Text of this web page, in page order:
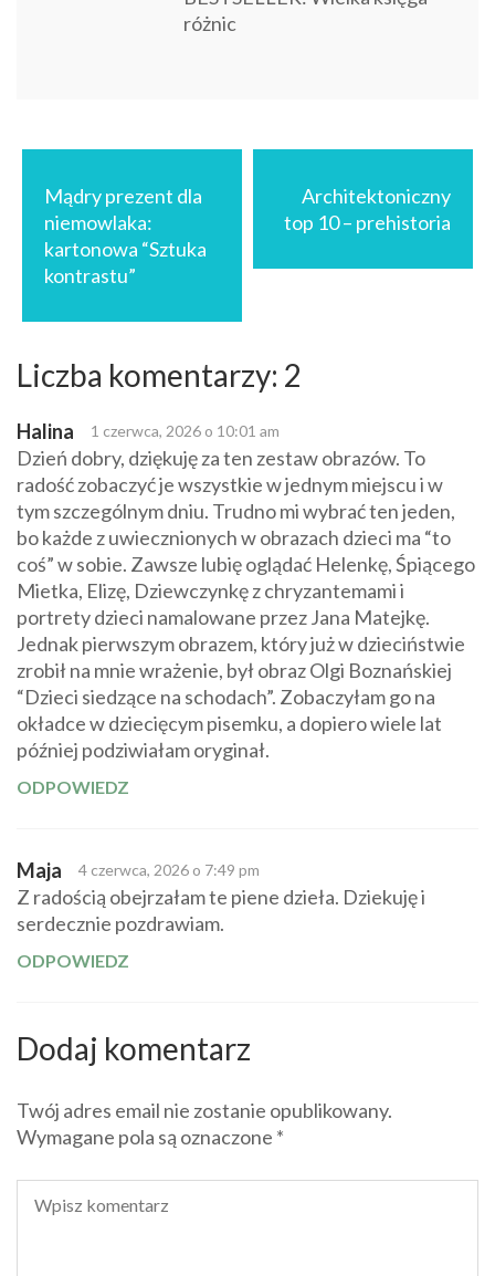
różnic
Nawigacja
wpisu
Mądry prezent dla
niemowlaka:
kartonowa “Sztuka
kontrastu”
Architektoniczny
top 10 – prehistoria
Liczba komentarzy: 2
Halina 1 czerwca, 2026 o 10:01 am
Dzień dobry, dziękuję za ten zestaw obrazów. To
radość zobaczyć je wszystkie w jednym miejscu i w
tym szczególnym dniu. Trudno mi wybrać ten jeden,
bo każde z uwiecznionych w obrazach dzieci ma “to
coś” w sobie. Zawsze lubię oglądać Helenkę, Śpiącego
Mietka, Elizę, Dziewczynkę z chryzantemami i
portrety dzieci namalowane przez Jana Matejkę.
Jednak pierwszym obrazem, który już w dzieciństwie
zrobił na mnie wrażenie, był obraz Olgi Boznańskiej
“Dzieci siedzące na schodach”. Zobaczyłam go na
okładce w dziecięcym pisemku, a dopiero wiele lat
później podziwiałam oryginał.
ODPOWIEDZ
Maja 4 czerwca, 2026 o 7:49 pm
Z radością obejrzałam te piene dzieła. Dziekuję i
serdecznie pozdrawiam.
ODPOWIEDZ
Dodaj komentarz
Twój adres email nie zostanie opublikowany.
Wymagane pola są oznaczone *